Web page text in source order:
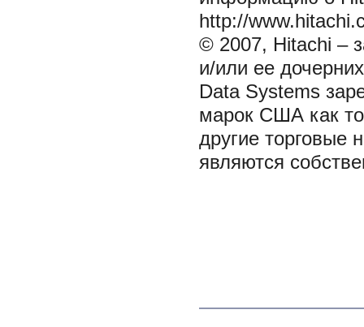
http://
© 2007, Hitachi –
и/или ее
Data Systems
марок США как
другие торговые
являются